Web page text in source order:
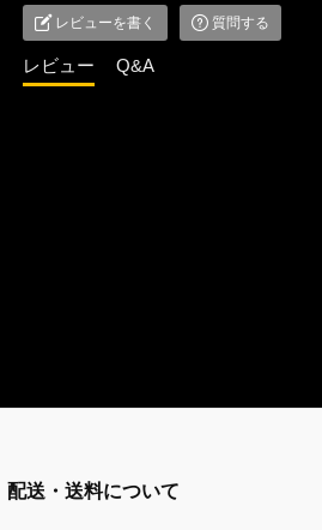
レビューを書く 質問する
レビュー Q&A
配送・送料について